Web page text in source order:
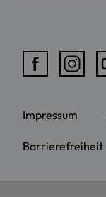
Impressum
Barrierefreiheit